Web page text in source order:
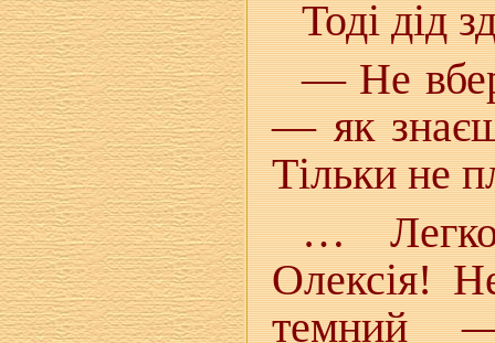
Тоді дід
— Не
— як
Тільки не
…
Олексія!
темний —